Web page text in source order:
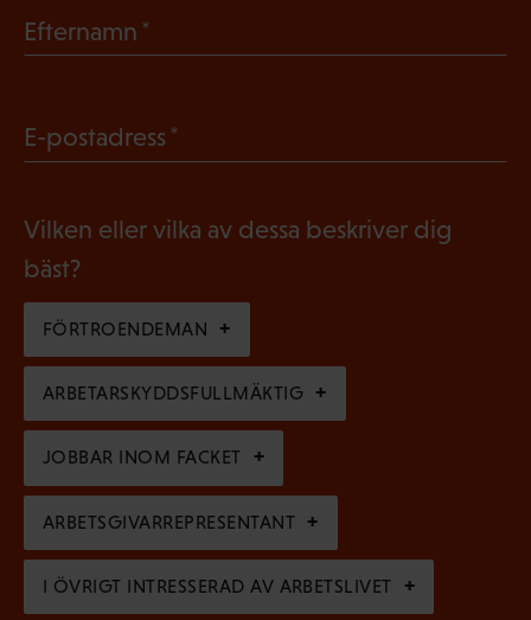
a
o
s
k
t
)
Efternamn
l
g
t
o
r
i
s
k
t
)
E-postadress
O
g
a
t
o
r
i
s
k
Vilken eller vilka av dessa beskriver dig
bäst?
FÖRTROENDEMAN
ARBETARSKYDDSFULLMÄKTIG
JOBBAR INOM FACKET
ARBETSGIVARREPRESENTANT
I ÖVRIGT INTRESSERAD AV ARBETSLIVET